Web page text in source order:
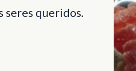
seres queridos.